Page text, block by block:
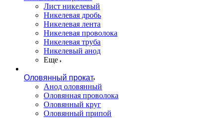
Лист никелевый
Никелевая дробь
Никелевая лента
Никелевая проволока
Никелевая труба
Никелевый анод
Еще
Оловянный прокат
Анод оловянный
Оловянная проволока
Оловянный круг
Оловянный припой